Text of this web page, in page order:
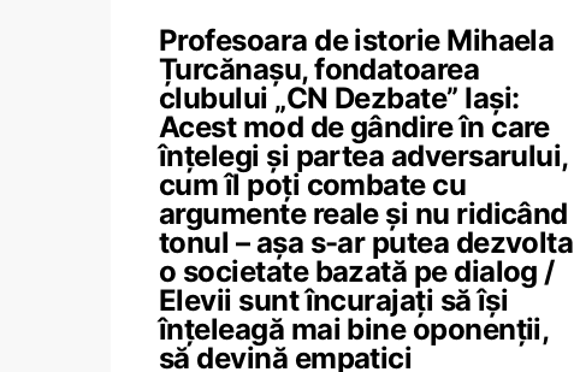
Profesoara de istorie Mihaela
Țurcănașu, fondatoarea
clubului „CN Dezbate” Iași:
Acest mod de gândire în care
înțelegi și partea adversarului,
cum îl poți combate cu
argumente reale și nu ridicând
tonul – așa s-ar putea dezvolta
o societate bazată pe dialog /
Elevii sunt încurajați să își
înțeleagă mai bine oponenții,
să devină empatici